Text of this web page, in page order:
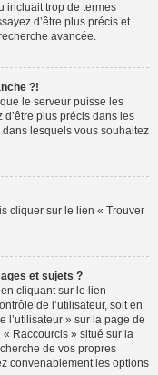
incluait trop de termes
d’être plus précis et
avancée.
?!
le serveur puisse les
plus précis dans les
lesquels vous souhaitez
cliquer sur le lien « Trouver
et sujets ?
cliquant sur le lien
de l’utilisateur, soit en
l’utilisateur » sur la page de
Raccourcis » situé sur la
de vos propres
convenablement les options